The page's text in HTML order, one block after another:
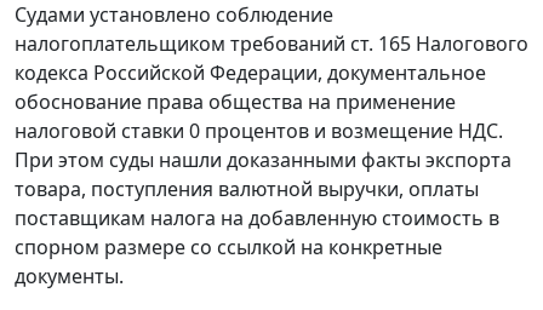
Судами установлено соблюдение
налогоплательщиком требований ст. 165 Налогового
кодекса Российской Федерации, документальное
обоснование права общества на применение
налоговой ставки 0 процентов и возмещение НДС.
При этом суды нашли доказанными факты экспорта
товара, поступления валютной выручки, оплаты
поставщикам налога на добавленную стоимость в
спорном размере со ссылкой на конкретные
документы.